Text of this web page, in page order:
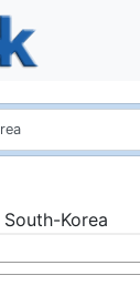
South-Korea